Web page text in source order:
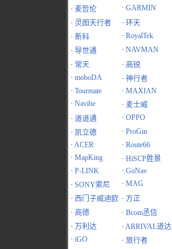
· 麦哲伦 · GARMIN
· 灵图天行者 · 环天
· 新科 · RoyalTek
· 导世通 · NAVMAN
· 常天 · 高锐
· moboDA · 神行者
· Tourmate · MAXIAN
· Navibe · 麦士威
· 道道通 · OPPO
· 凯立德 · ProGin
· ACER · Route66
· MapKing · HiSCP胜景
· P-LINK · GoNav
· SONY索尼 · MAG
· 西门子威迪欧 · 方正
· 高德 · Bcom丞信
· 万利达 · ARRIVAL道达
· iGO · 旅行者